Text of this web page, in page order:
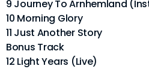
9 Journey To Arnhemland
10 Morning Glory
11 Just Another Story
Bonus Track
12 Light Years (Live)